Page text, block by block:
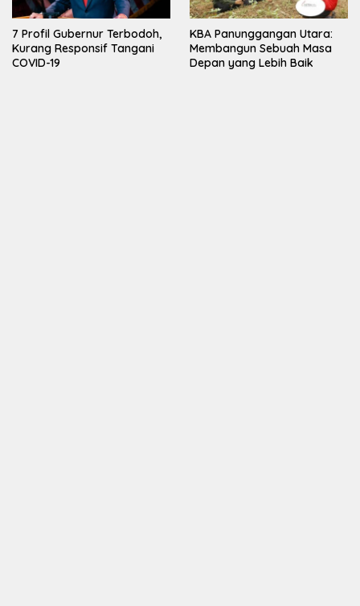
7 Profil Gubernur Terbodoh,
Kurang Responsif Tangani
COVID-19
KBA Panunggangan Utara:
Membangun Sebuah Masa
Depan yang Lebih Baik